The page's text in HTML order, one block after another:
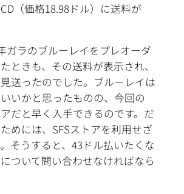
（価格18.98ドル）に送料が
ガラのブルーレイをプレオーダ
ときも、その送料が表示され、
送ったのでした。ブルーレイは
いかと思ったものの、今回の
だと早く入手できるのです。だ
めには、SFSストアを利用せざ
そうすると、43ドル払いたくな
ついて問い合わせなければなら